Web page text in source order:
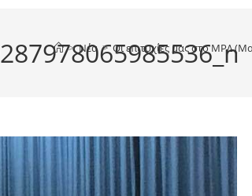
> Νέα > Οι επιτυχίες μας στο ΜΡΔ